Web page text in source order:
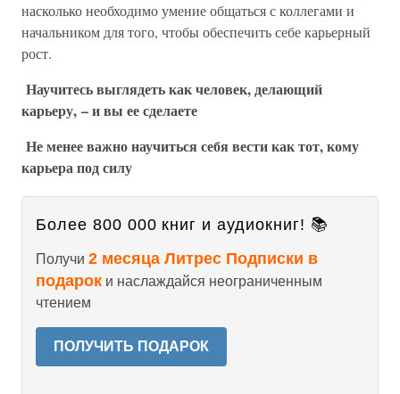
насколько необходимо умение общаться с коллегами и
начальником для того, чтобы обеспечить себе карьерный
рост.
Научитесь выглядеть как человек, делающий
карьеру, – и вы ее сделаете
Не менее важно научиться себя вести как тот, кому
карьера под силу
Более 800 000 книг и аудиокниг! 📚
Получи 2 месяца Литрес Подписки в
подарок и наслаждайся неограниченным
чтением
ПОЛУЧИТЬ ПОДАРОК